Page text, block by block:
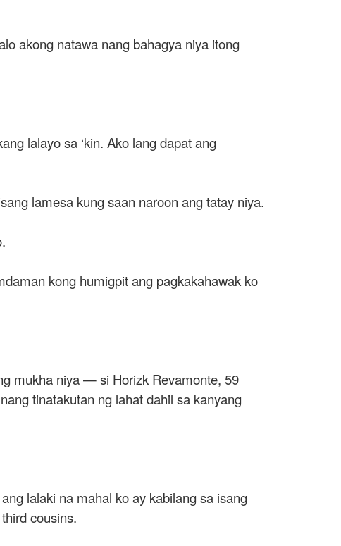
akong natawa nang bahagya niya itong
lalayo sa ‘kin. Ako lang dapat ang
lamesa kung saan naroon ang tatay niya.
kong humigpit ang pagkakahawak ko
mukha niya — si Horizk Revamonte, 59
tinatakutan ng lahat dahil sa kanyang
lalaki na mahal ko ay kabilang sa isang
cousins.